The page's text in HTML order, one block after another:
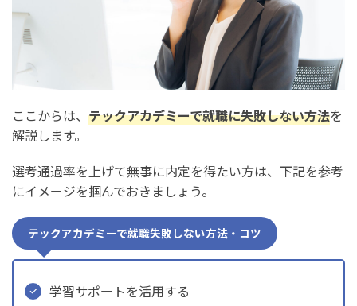
ここからは、 テックアカデミーで就職に失敗しない方法を
解説します。
選考通過率を上げて無事に内定を得たい方は、下記を参考
にイメージを掴んでおきましょう。
テックアカデミーで就職失敗しない方法・コツ
学習サポートを活用する